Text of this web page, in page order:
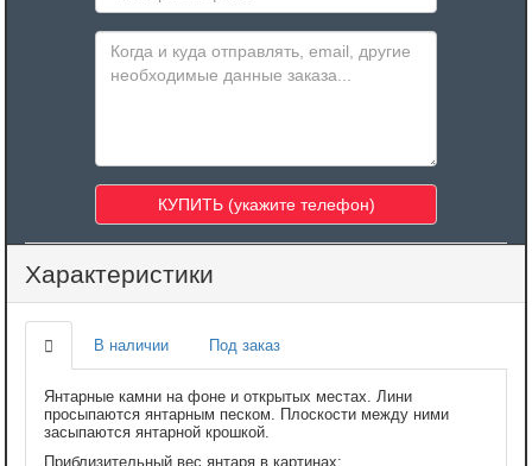
Характеристики
В наличии Под заказ
Янтарные камни на фоне и открытых местах. Лини
просыпаются янтарным песком. Плоскости между ними
засыпаются янтарной крошкой.
Приблизительный вес янтаря в картинах: